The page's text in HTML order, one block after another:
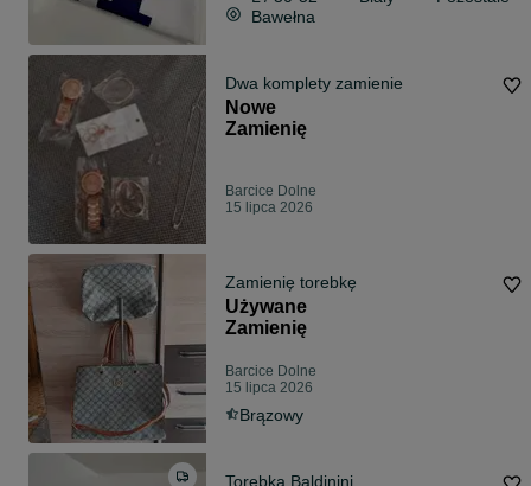
Bawełna
Dwa komplety zamienie
Nowe
Zamienię
Barcice Dolne
15 lipca 2026
Zamienię torebkę
Używane
Zamienię
Barcice Dolne
15 lipca 2026
Brązowy
Torebka Baldinini